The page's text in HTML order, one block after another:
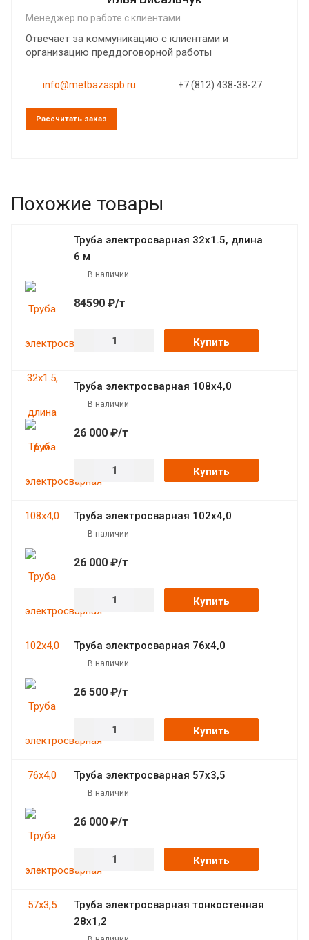
Менеджер по работе с клиентами
Отвечает за коммуникацию с клиентами и
организацию преддоговорной работы
info@metbazaspb.ru +7 (812) 438-38-27
Рассчитать заказ
Похожие товары
Труба электросварная 32х1.5, длина
6 м
В наличии
84590 ₽/т
Купить
Труба электросварная 108х4,0
В наличии
26 000 ₽/т
Купить
Труба электросварная 102х4,0
В наличии
26 000 ₽/т
Купить
Труба электросварная 76х4,0
В наличии
26 500 ₽/т
Купить
Труба электросварная 57х3,5
В наличии
26 000 ₽/т
Купить
Труба электросварная тонкостенная
28х1,2